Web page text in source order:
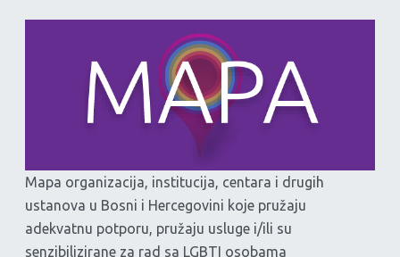
Mapa organizacija, institucija, centara i drugih
ustanova u Bosni i Hercegovini koje pružaju
adekvatnu potporu, pružaju usluge i/ili su
senzibilizirane za rad sa LGBTI osobama